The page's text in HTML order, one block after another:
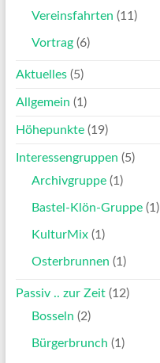
Vereinsfahrten (11)
Vortrag(6)
Aktuelles(5)
Allgemein (1)
Höhepunkte(19)
Interessengruppen (5)
Archivgruppe(1)
Bastel-Klön-Gruppe(1)
KulturMix(1)
Osterbrunnen (1)
Passiv .. zur Zeit(12)
Bosseln (2)
Bürgerbrunch (1)